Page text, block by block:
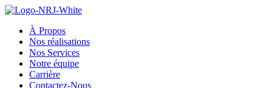
Aller
contenuÀ Propos
Nos réalisations
Nos Services
Notre équipe
Carrière
Contactez-Nous
MENU